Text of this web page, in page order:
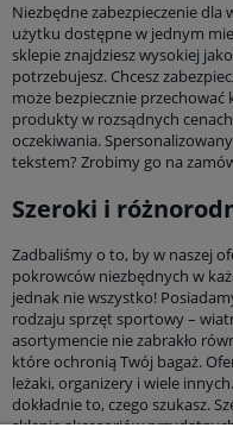
Niezbędne zabezpieczenie
użytku dostępne w jednym
sklepie znajdziesz wysokiej
potrzebujesz. Chcesz
może bezpiecznie przechować
produkty w rozsądnych
oczekiwania.
tekstem? Zrobimy go na
Szeroki i
Zadbaliśmy o to, by w naszej
pokrowców niezbędnych w
jednak nie wszystko!
rodzaju sprzęt sportowy –
asortymencie nie zabrakło
które ochronią Twój bagaż.
leżaki, organizery i wiele
dokładnie to, czego szukasz.
sklepie akcesoriów